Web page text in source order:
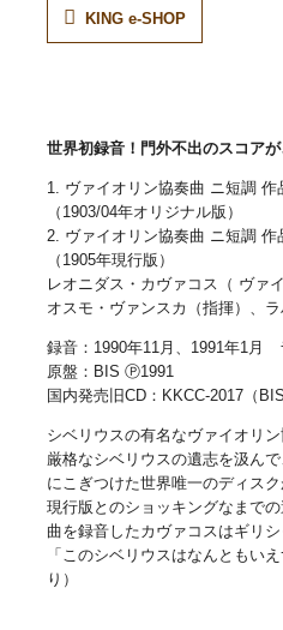
KING e-SHOP
世界初録音！門外不出のスコア
1. ヴァイオリン協奏曲 ニ短調 作
（1903/04年オリジナル版）
2. ヴァイオリン協奏曲 ニ短調 作
（1905年現行版）
レオニダス・カヴァコス（ ヴァイ
オスモ・ヴァンスカ（指揮）、
録音：1990年11月、1991年1
原盤：BIS Ⓟ1991
国内発売旧CD：KKCC-2017（
シベリウスの有名なヴァイオリ
厳格なシベリウスの遺志を汲ん
にこぎつけた世界唯一のディスク
現行版とのショッキングなまで
曲を録音したカヴァコスはギリシ
「このシベリウスはなんともい
り）